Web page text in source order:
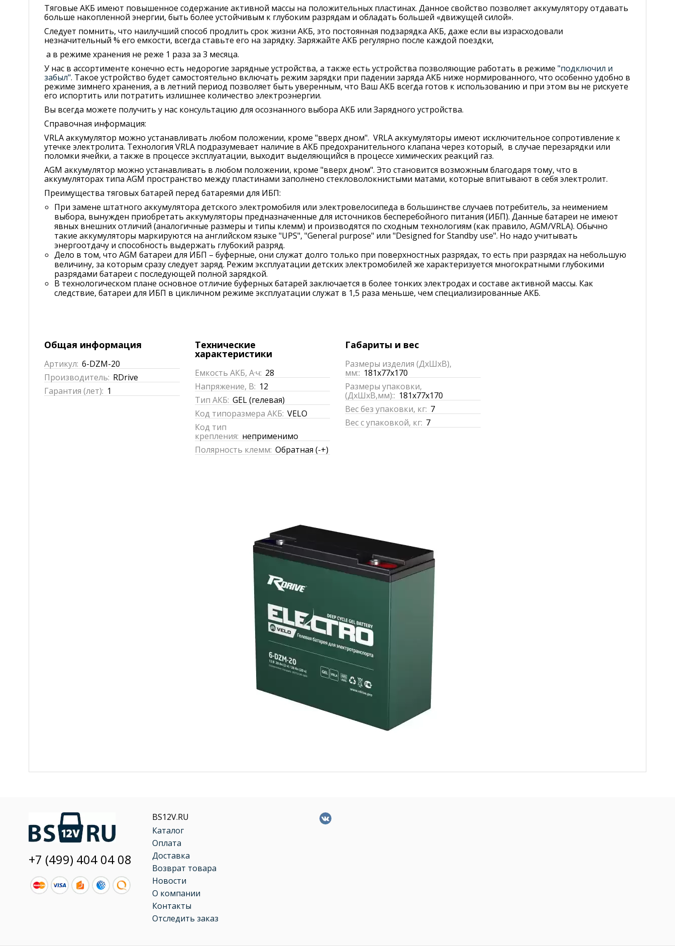
Тяговые АКБ имеют повышенное содержание активной массы на положительных пластинах. Данное свойство позволяет аккумулятору отдавать
больше накопленной энергии, быть более устойчивым к глубоким разрядам и обладать большей «движущей силой».
Следует помнить, что наилучший способ продлить срок жизни АКБ, это постоянная подзарядка АКБ, даже если вы израсходовали
незначительный % его емкости, всегда ставьте его на зарядку. Заряжайте АКБ регулярно после каждой поездки,
а в режиме хранения не реже 1 раза за 3 месяца.
У нас в ассортименте конечно есть недорогие зарядные устройства, а также есть устройства позволяющие работать в режиме "подключил и
забыл". Такое устройство будет самостоятельно включать режим зарядки при падении заряда АКБ ниже нормированного, что особенно удобно в
режиме зимнего хранения, а в летний период позволяет быть уверенным, что Ваш АКБ всегда готов к использованию и при этом вы не рискуете
его испортить или потратить излишнее количество электроэнергии.
Вы всегда можете получить у нас консультацию для осознанного выбора АКБ или Зарядного устройства.
Справочная информация:
VRLA аккумулятор можно устанавливать любом положении, кроме "вверх дном". VRLA аккумуляторы имеют исключительное сопротивление к
утечке электролита. Технология VRLA подразумевает наличие в АКБ предохранительного клапана через который, в случае перезарядки или
поломки ячейки, а также в процессе эксплуатации, выходит выделяющийся в процессе химических реакций газ.
AGM аккумулятор можно устанавливать в любом положении, кроме "вверх дном". Это становится возможным благодаря тому, что в
аккумуляторах типа AGM пространство между пластинами заполнено стекловолокнистыми матами, которые впитывают в себя электролит.
Преимущества тяговых батарей перед батареями для ИБП:
При замене штатного аккумулятора детского электромобиля или электровелосипеда в большинстве случаев потребитель, за неимением
выбора, вынужден приобретать аккумуляторы предназначенные для источников бесперебойного питания (ИБП). Данные батареи не имеют
явных внешних отличий (аналогичные размеры и типы клемм) и производятся по сходным технологиям (как правило, AGM/VRLA). Обычно
такие аккумуляторы маркируются на английском языке "UPS", "General purpose" или "Designed for Standby use". Но надо учитывать
энергоотдачу и способность выдержать глубокий разряд.
Дело в том, что AGM батареи для ИБП – буферные, они служат долго только при поверхностных разрядах, то есть при разрядах на небольшую
величину, за которым сразу следует заряд. Режим эксплуатации детских электромобилей же характеризуется многократными глубокими
разрядами батареи с последующей полной зарядкой.
В технологическом плане основное отличие буферных батарей заключается в более тонких электродах и составе активной массы. Как
следствие, батареи для ИБП в цикличном режиме эксплуатации служат в 1,5 раза меньше, чем специализированные АКБ.
Общая информация
Артикул: 6-DZM-20
Производитель: RDrive
Гарантия (лет): 1
Технические
характеристики
Емкость АКБ, А·ч: 28
Напряжение, В: 12
Тип АКБ: GEL (гелевая)
Код типоразмера АКБ: VELO
Код тип
крепления: неприменимо
Полярность клемм: Обратная (-+)
Габариты и вес
Размеры изделия (ДхШхВ),
мм:: 181x77x170
Размеры упаковки,
(ДхШхВ,мм):: 181x77x170
Вес без упаковки, кг: 7
Вес с упаковкой, кг: 7
+7 (499) 404 04 08
BS12V.RU
Каталог
Оплата
Доставка
Возврат товара
Новости
О компании
Контакты
Отследить заказ